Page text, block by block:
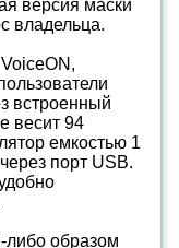
версия маски
владельца.
встроенный
весит 94
емкостью 1
порт USB.
либо образом